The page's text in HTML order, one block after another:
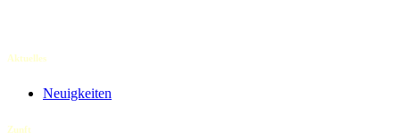
Aktuelles
Neuigkeiten
Zunft